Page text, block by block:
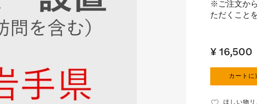
※ご注文か
ただくこと
¥ 16,500
カートに
ほしい物リ